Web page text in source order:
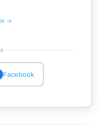
→
Facebook